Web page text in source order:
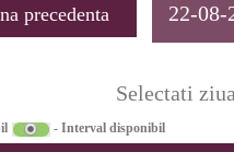
precedenta 22-08-
Selectati
- Interval disponibil